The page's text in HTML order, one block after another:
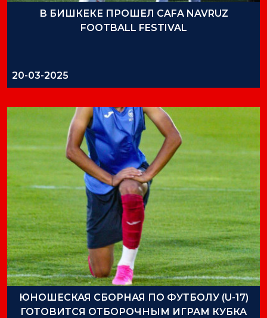
В БИШКЕКЕ ПРОШЕЛ CAFA NAVRUZ
FOOTBALL FESTIVAL
20-03-2025
ЮНОШЕСКАЯ СБОРНАЯ ПО ​​ФУТБОЛУ (U-17)
ГОТОВИТСЯ ОТБОРОЧНЫМ ИГРАМ КУБКА